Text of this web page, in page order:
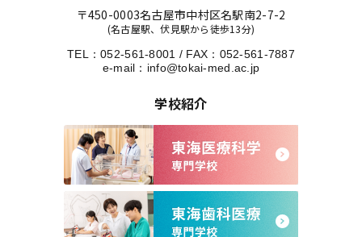
〒450-0003名古屋市中村区名駅南2-7-2
(名古屋駅、伏見駅から徒歩13分)
TEL：052-561-8001 / FAX：052-561-7887
e-mail： info@tokai-med.ac.jp
学校紹介